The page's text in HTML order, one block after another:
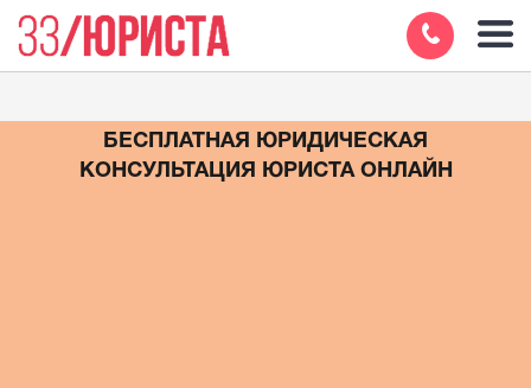
БЕСПЛАТНАЯ ЮРИДИЧЕСКАЯ
КОНСУЛЬТАЦИЯ ЮРИСТА ОНЛАЙН